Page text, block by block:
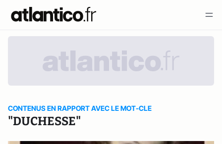
CONTENUS EN RAPPORT AVEC LE MOT-CLE
"DUCHESSE"